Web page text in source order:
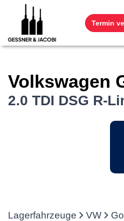
Termin
Volkswagen
2.0 TDI DSG R-
Lagerfahrzeuge VW